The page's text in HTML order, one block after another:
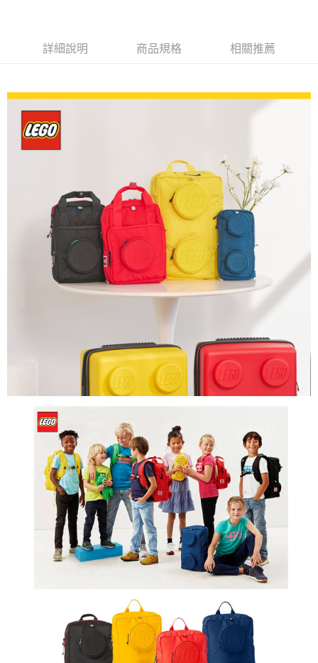
2.付款方式選擇「大哥付你分期」，訂單成立後會自動跳轉到大哥付的交易
4.訂單成立30分鐘內，如未前往確認交易或遇審核未通過，訂單將自動取
消。如遇「轉專審核」未通過狀況，表示未達大哥付你分期系統評分，恕無
法說明評估內容。
【繳款方式說明】
1.分期款項不併入電信帳單，「大哥付你分期」於每月結算日後寄送繳費提
2.透過簡訊連結打開帳單後，可選擇「超商條碼／台灣大直營門市／銀行轉
帳／街口支付／iPASS MONEY」等通路繳費。
【注意事項】
1.本服務係由「台灣大哥大股份有限公司」（以下簡稱本公司）所提供，讓
用戶於交易時，得透過本服務購買商品或服務，並由商店將買賣／分期付款
買賣價金債權讓與本公司後，依約使用本公司帳單繳交帳款。
2.基於同意付款使用「大哥付你分期」之契約關係目的，商店將以您的個人
資料（包含姓名、電話或地址）提供予台灣大哥大進項蒐集、處理及利用，
由本公司與您本人進行分期帳單所需資料之確認、核對及更正。
3.完整用戶服務條款，請詳閱以下連結：
https://oppay.tw/userRule
相關說明
１．簡單：不需註冊會員、不需綁卡、不需儲值。
３．安心：先確認商品／服務後，再付款。
【「AFTEE先享後付」結帳流程】
１．於結帳方式選擇「AFTEE先享後付」後，將跳轉至「AFTEE先享後付」
結帳頁面，進行簡訊認證並確認金額後，即可完成結帳。
２．訂單成立數日內，您將收到繳費通知簡訊。
３．收到繳費通知簡訊後14天內，點擊此簡訊中的連結，可透過四大超商／
ATM／網路銀行／等多元方式進行付款，方視為交易完成。
※ 請注意：結帳手續完成當下不需立刻繳費，但若您需要取消訂單，請聯絡
購買商品的店家。未經商家同意取消之訂單仍視為有效，需透過AFTEE先享
後付繳納相關費用。
※ 交易是否成功請以「AFTEE先享後付 」之結帳頁面顯示為準，若有關於
是否繳費成功／繳費後需取消欲退款等相關疑問，請聯繫「AFTEE先享後付
客戶支援中心」https://netprotections.freshdesk.com/support/home
易，需依本服務之必要範圍內提供個人資料，並將交易相關給付款項請求債
權轉讓予恩沛科技股份有限公司。
２．關於個人資料處理事宜，請瀏覽以下網址：
https://aftee.tw/terms/#terms3
３．未成年的使用者請事先徵得法定代理人或監護人之同意方可使用
「AFTEE先享後付」，若未經同意申辦者引起之損失，本公司不負相關責
４．使用「AFTEE先享後付」時，將依據個別帳號之用戶狀況，依本公司即
時審查核予不同之上限額度；若仍有額度不足之情形，本公司將視審查結果
請求用戶進行身份認證。
５．嚴禁一人註冊多個帳號或使用他人資訊註冊。若發現惡意使用之情形，
恩沛科技股份有限公司將有權停止該用戶之使用額度並採取法律行動。
運送方式
全家取貨付款
每筆NT$80，滿NT$1,000(含以上)免運費
每筆NT$80，滿NT$1,000(含以上)免運費
萊爾富取貨付款
每筆NT$80，滿NT$1,000(含以上)免運費
付款後萊爾富取貨
每筆NT$80，滿NT$1,000(含以上)免運費
每筆NT$80，滿NT$1,000(含以上)免運費
每筆NT$80，滿NT$1,000(含以上)免運費
每筆NT$200
詳細說明 商品規格 相關推薦